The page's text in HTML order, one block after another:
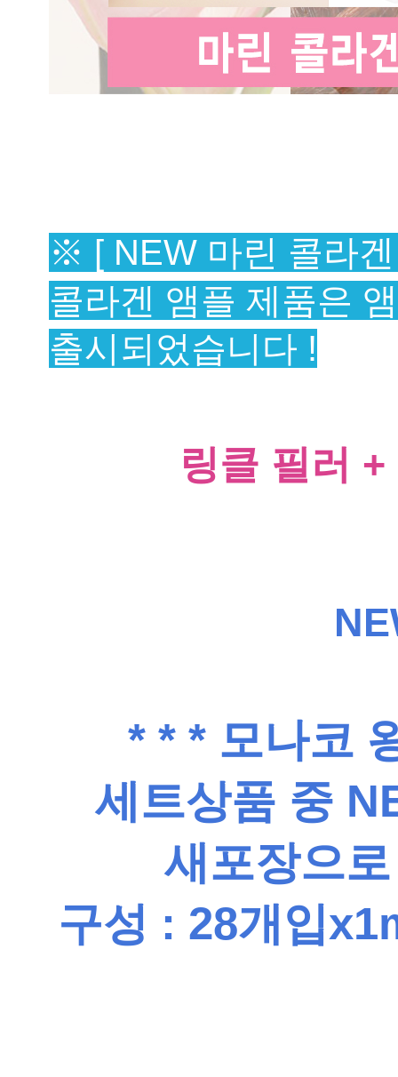
※ [ NEW 마린 콜라
콜라겐 앰플 제품은
출시되었습니다 !
링클 필러
* * * 모나코
세트상품 중
새포장으
구성 : 28개입